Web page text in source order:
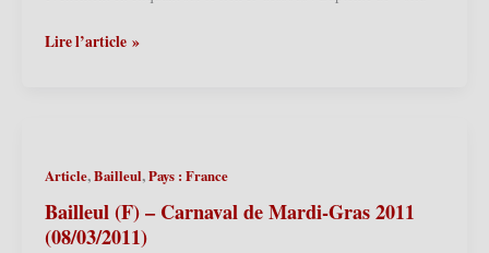
Lille
Zier
2012
(31/03/2012)
Lire l’article »
Article,Bailleul,Pays : France
Bailleul (F) – Carnaval de Mardi-Gras 2011
(08/03/2011)